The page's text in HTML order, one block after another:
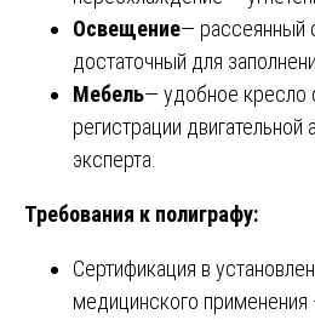
Освещение— рассеянный
достаточный для
Мебель— удобное кресло
регистрации двигательной
эксперта.
Требования к полиграфу:
Сертификация в
медицинского применения